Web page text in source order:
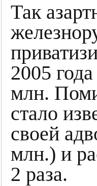
Так
2005
млн.
стало
своей
млн.) и
2 раза.